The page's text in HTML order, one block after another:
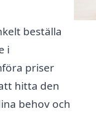
beställa
i
priser
hitta den
behov och